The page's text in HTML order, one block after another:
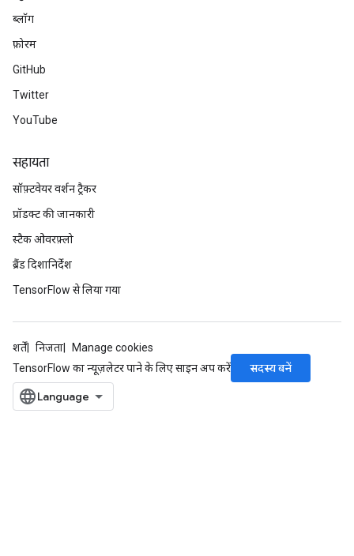
ब्लॉग
फ़ोरम
GitHub
Twitter
YouTube
सहायता
सॉफ़्टवेयर वर्शन ट्रैकर
प्रॉडक्ट की जानकारी
स्टैक ओवरफ़्लो
ब्रैंड दिशानिर्देश
TensorFlow से लिया गया
शर्तें निजता
Manage cookies
TensorFlow का न्यूज़लेटर पाने के लिए साइन अप करें
सदस्य बनें